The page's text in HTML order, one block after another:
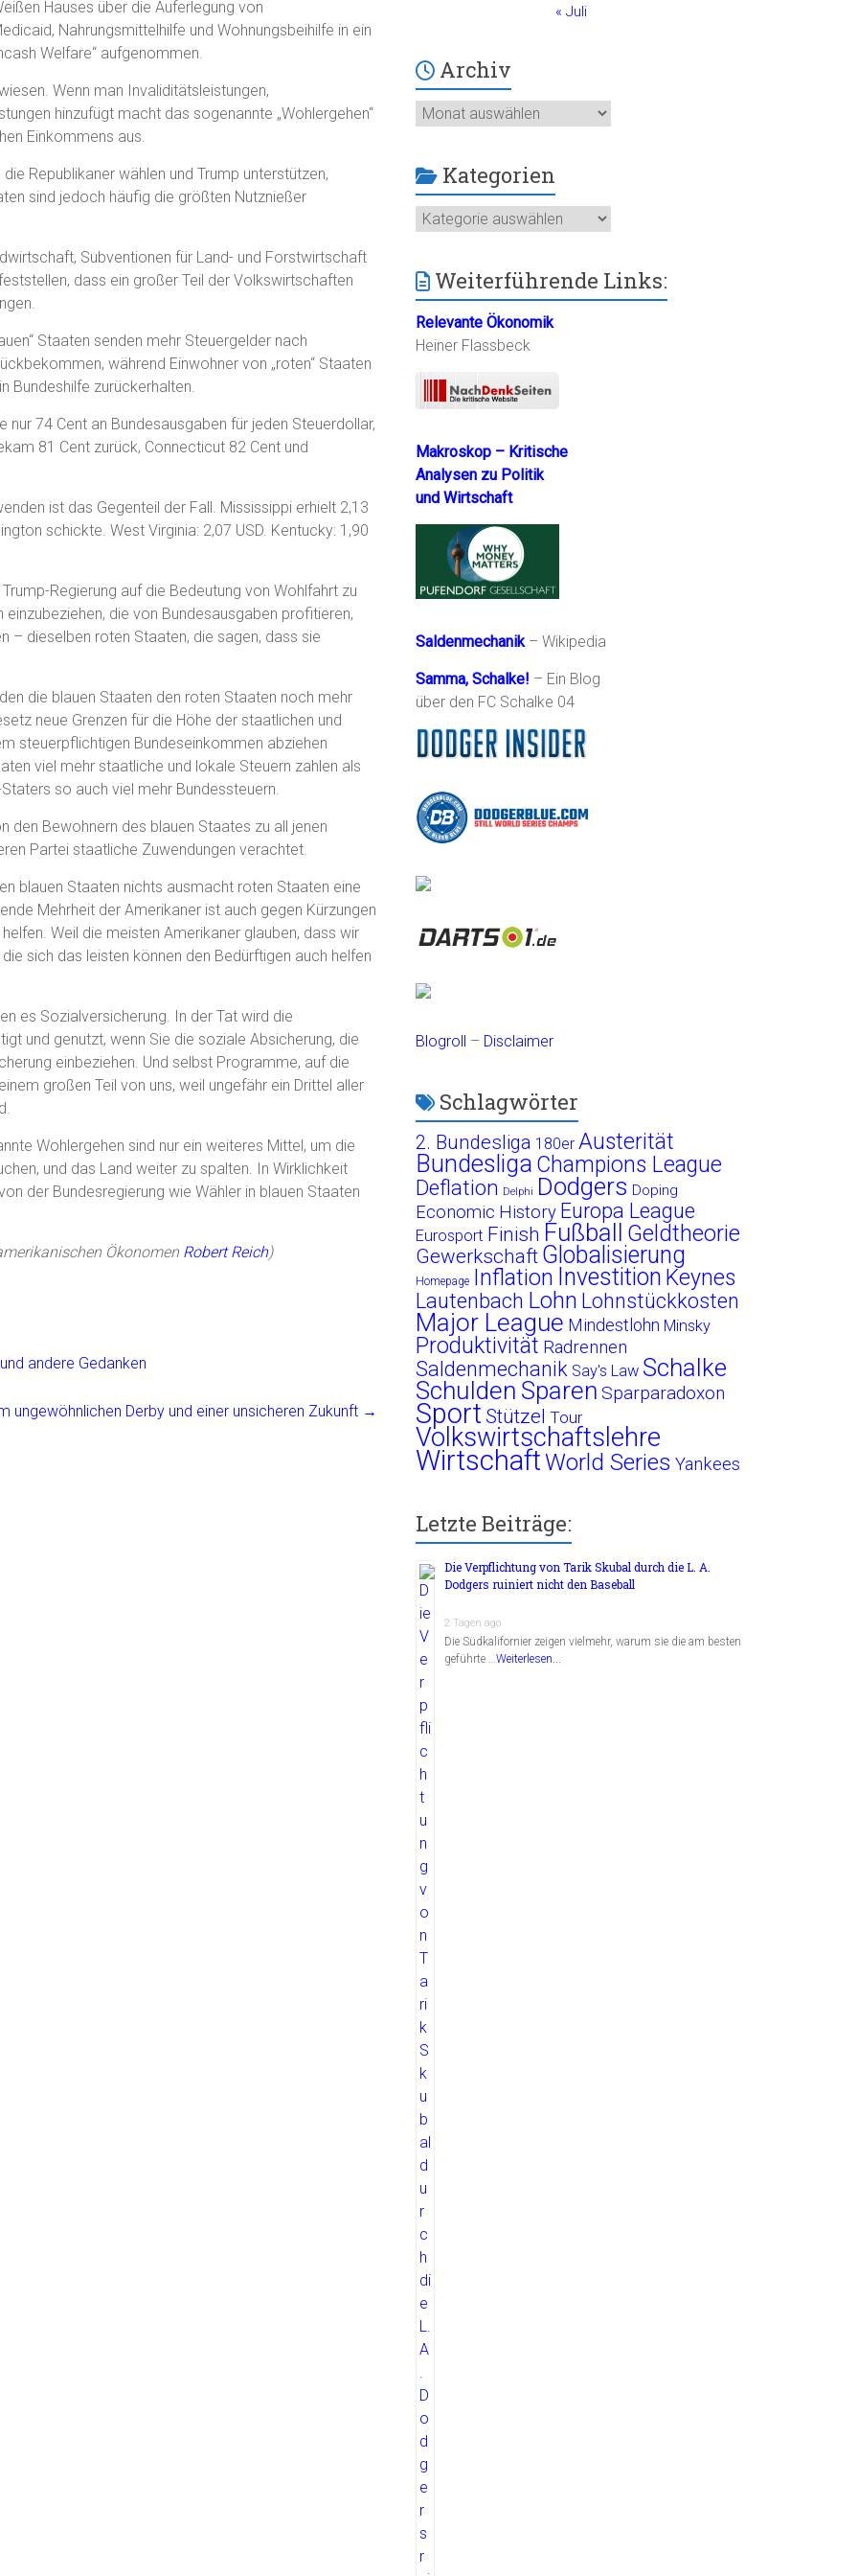
Hauses über die Auferlegung von
Nahrungsmittelhilfe und Wohnungsbeihilfe in ein
Welfare“ aufgenommen.
Wenn man Invaliditätsleistungen,
hinzufügt macht das sogenannte „Wohlergehen“
Einkommens aus.
Republikaner wählen und Trump unterstützen,
sind jedoch häufig die größten Nutznießer
Subventionen für Land- und Forstwirtschaft
dass ein großer Teil der Volkswirtschaften
Staaten senden mehr Steuergelder nach
während Einwohner von „roten“ Staaten
Bundeshilfe zurückerhalten.
74 Cent an Bundesausgaben für jeden Steuerdollar,
81 Cent zurück, Connecticut 82 Cent und
ist das Gegenteil der Fall. Mississippi erhielt 2,13
schickte. West Virginia: 2,07 USD. Kentucky: 1,90
Regierung auf die Bedeutung von Wohlfahrt zu
die von Bundesausgaben profitieren,
– dieselben roten Staaten, die sagen, dass sie
die blauen Staaten den roten Staaten noch mehr
neue Grenzen für die Höhe der staatlichen und
steuerpflichtigen Bundeseinkommen abziehen
viel mehr staatliche und lokale Steuern zahlen als
so auch viel mehr Bundessteuern.
den Bewohnern des blauen Staates zu all jenen
Partei staatliche Zuwendungen verachtet.
blauen Staaten nichts ausmacht roten Staaten eine
Mehrheit der Amerikaner ist auch gegen Kürzungen
Weil die meisten Amerikaner glauben, dass wir
sich das leisten können den Bedürftigen auch helfen
es Sozialversicherung. In der Tat wird die
und genutzt, wenn Sie die soziale Absicherung, die
einbeziehen. Und selbst Programme, auf die
großen Teil von uns, weil ungefähr ein Drittel aller
Wohlergehen sind nur ein weiteres Mittel, um die
und das Land weiter zu spalten. In Wirklichkeit
der Bundesregierung wie Wähler in blauen Staaten
Ökonomen Robert Reich)
andere Gedanken
ungewöhnlichen Derby und einer unsicheren Zukunft →
« Juli
Archiv
Archiv
Kategorien
Kategorien
Weiterführende Links:
Relevante Ökonomik
Heiner Flassbeck
Makroskop – Kritische
Analysen zu Politik
und Wirtschaft
Saldenmechanik– Wikipedia
Samma, Schalke! – Ein Blog
über den FC Schalke 04
Blogroll – Disclaimer
Schlagwörter
2. Bundesliga 180er Austerität
Bundesliga Champions League
Deflation Delphi Dodgers Doping
Economic History Europa League
Eurosport Finish Fußball Geldtheorie
Gewerkschaft Globalisierung
Homepage Inflation Investition Keynes
Lautenbach Lohn Lohnstückkosten
Major League Mindestlohn Minsky
Produktivität Radrennen
Saldenmechanik Say's Law Schalke
Schulden Sparen Sparparadoxon
Sport Stützel Tour
Volkswirtschaftslehre
WirtschaftWorld Series Yankees
Letzte Beiträge:
Die Verpflichtung von Tarik Skubal durch die L. A.
Dodgers ruiniert nicht den Baseball
2 Tagen ago
Die Südkalifornier zeigen vielmehr, warum sie die am besten
geführte …Weiterlesen...